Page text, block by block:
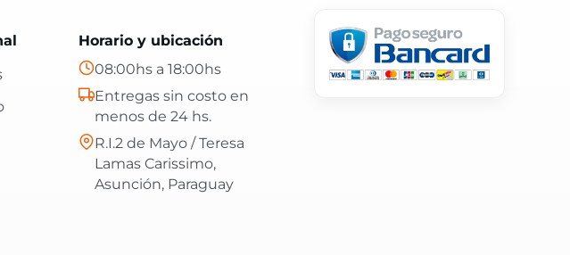
con envíos gratis en 24 hs y atención confiable.
Horario y ubicación
08:00hs a 18:00hs
Entregas sin costo en
menos de 24 hs.
R.I.2 de Mayo / Teresa
Lamas Carissimo,
Asunción, Paraguay